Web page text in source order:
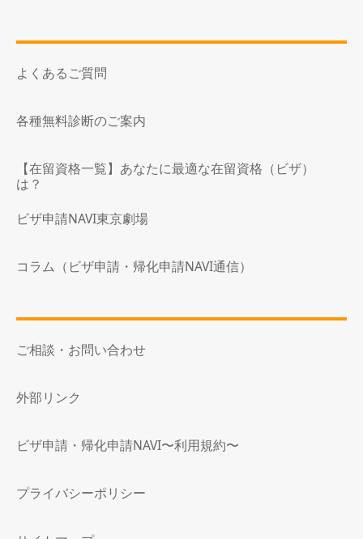
よくあるご質問
各種無料診断のご案内
【在留資格一覧】あなたに最適な在留資格（ビザ）
は？
ビザ申請NAVI東京劇場
コラム（ビザ申請・帰化申請NAVI通信）
ご相談・お問い合わせ
外部リンク
ビザ申請・帰化申請NAVI〜利用規約〜
プライバシーポリシー